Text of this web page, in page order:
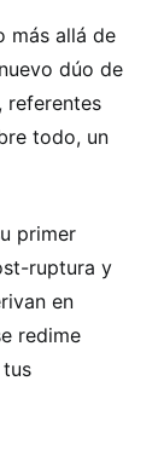
más allá de
dúo de
referentes
todo, un
primer
ruptura y
en
redime